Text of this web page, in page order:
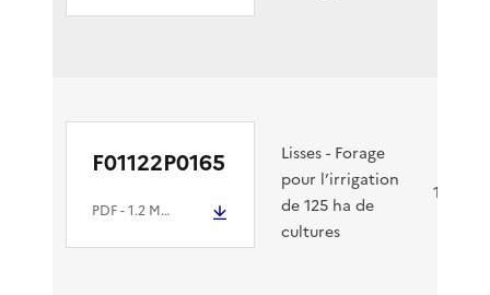
F01122P0165
PDF- 1.2 Mio
Lisses - Forage
pour l’irrigation
de 125 ha de
cultures
19/07/